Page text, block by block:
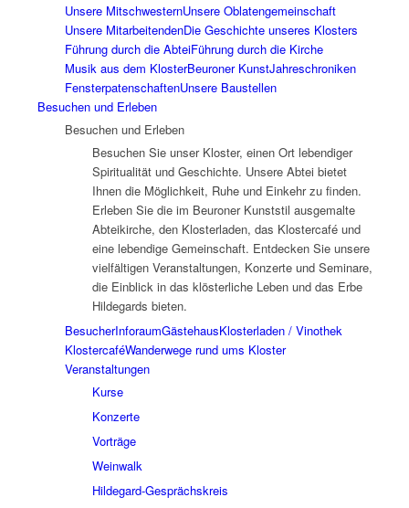
Unsere MitschwesternUnsere Oblatengemeinschaft
Unsere MitarbeitendenDie Geschichte unseres Klosters
Führung durch die AbteiFührung durch die Kirche
Musik aus dem KlosterBeuroner KunstJahreschroniken
FensterpatenschaftenUnsere Baustellen
Besuchen und Erleben
Besuchen und Erleben
Besuchen Sie unser Kloster, einen Ort lebendiger
Spiritualität und Geschichte. Unsere Abtei bietet
Ihnen die Möglichkeit, Ruhe und Einkehr zu finden.
Erleben Sie die im Beuroner Kunststil ausgemalte
Abteikirche, den Klosterladen, das Klostercafé und
eine lebendige Gemeinschaft. Entdecken Sie unsere
vielfältigen Veranstaltungen, Konzerte und Seminare,
die Einblick in das klösterliche Leben und das Erbe
Hildegards bieten.
BesucherInforaumGästehausKlosterladen / Vinothek
KlostercaféWanderwege rund ums Kloster
Veranstaltungen
Kurse
Konzerte
Vorträge
Weinwalk
Hildegard-Gesprächskreis